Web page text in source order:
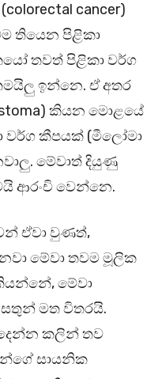
cancer)
තියෙන පිළිකා
තවත් පිළිකා වර්ග
ඉන්නෙ. ඒ අතර
කියන මොළයේ
වර්ග කීපයක් (මීලෝමා
මේවාත් දියුණු
ආරංචි වෙන්නෙ.
ඒවා වුණත්,
මේවා තවම මූලික
මේවා
මත විතරයි.
කලින් තව
සායනික